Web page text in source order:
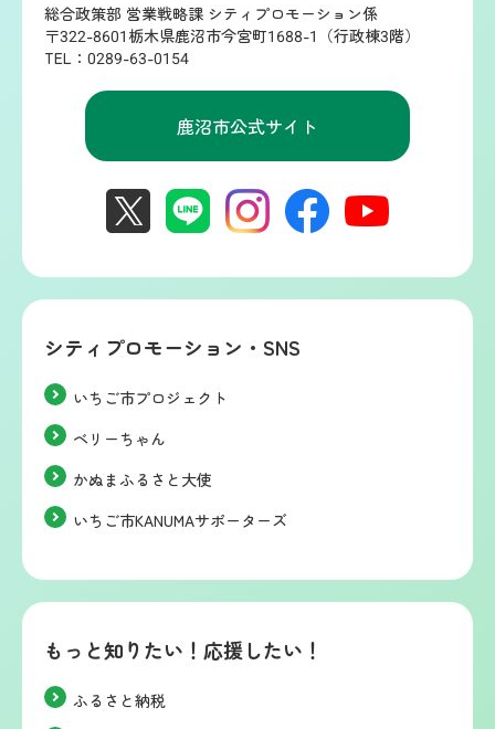
総合政策部 営業戦略課 シティプロモーション係
〒322-8601栃木県鹿沼市今宮町1688-1（行政棟3階）
TEL：0289-63-0154
鹿沼市公式サイト
シティプロモーション・SNS
いちご市プロジェクト
ベリーちゃん
かぬまふるさと大使
いちご市KANUMAサポーターズ
もっと知りたい！応援したい！
ふるさと納税